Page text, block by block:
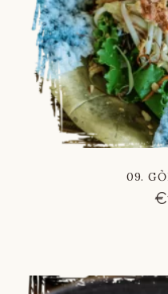
09.
€